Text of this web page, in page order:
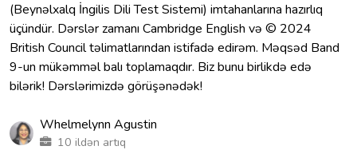
(Beynəlxalq İngilis Dili Test Sistemi) imtahanlarına hazırlıq
üçündür. Dərslər zamanı Cambridge English və © 2024
British Council təlimatlarından istifadə edirəm. Məqsəd Band
9-un mükəmməl balı toplamaqdır. Biz bunu birlikdə edə
bilərik! Dərslərimizdə görüşənədək!
Whelmelynn Agustin
10 ildən artıq